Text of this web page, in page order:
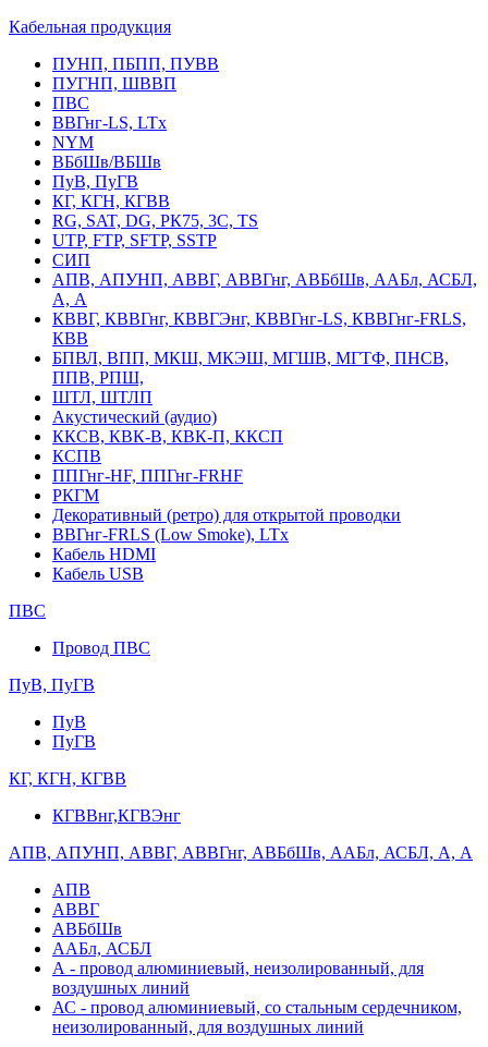
Кабельная продукция
ПУНП, ПБПП, ПУВВ
ПУГНП, ШВВП
ПВС
ВВГнг-LS, LTx
NYM
ВБбШв/ВБШв
ПуВ, ПуГВ
КГ, КГН, КГВВ
RG, SAT, DG, РК75, 3С, TS
UTP, FTP, SFTP, SSTP
СИП
АПВ, АПУНП, АВВГ, АВВГнг, АВБбШв, ААБл, АСБЛ,
А, А
КВВГ, КВВГнг, КВВГЭнг, КВВГнг-LS, КВВГнг-FRLS,
КВВ
БПВЛ, ВПП, МКШ, МКЭШ, МГШВ, МГТФ, ПНСВ,
ППВ, РПШ,
ШТЛ, ШТЛП
Акустический (аудио)
ККСВ, КВК-В, КВК-П, ККСП
КСПВ
ППГнг-HF, ППГнг-FRHF
РКГМ
Декоративный (ретро) для открытой проводки
ВВГнг-FRLS (Low Smoke), LTx
Кабель HDMI
Кабель USB
ПВС
Провод ПВС
ПуВ, ПуГВ
ПуВ
ПуГВ
КГ, КГН, КГВВ
КГВВнг,КГВЭнг
АПВ, АПУНП, АВВГ, АВВГнг, АВБбШв, ААБл, АСБЛ, А, А
АПВ
АВВГ
АВБбШв
ААБл, АСБЛ
А - провод алюминиевый, неизолированный, для
воздушных линий
АС - провод алюминиевый, со стальным сердечником,
неизолированный, для воздушных линий